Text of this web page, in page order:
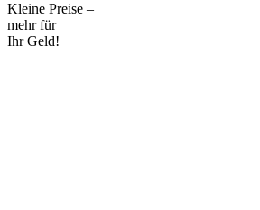
Kleine Preise –
mehr für
Ihr Geld!